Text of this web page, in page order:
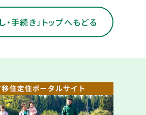
・手続き」トップへもどる